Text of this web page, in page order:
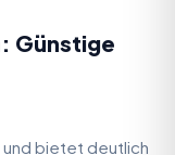
Günstige
bietet deutlich